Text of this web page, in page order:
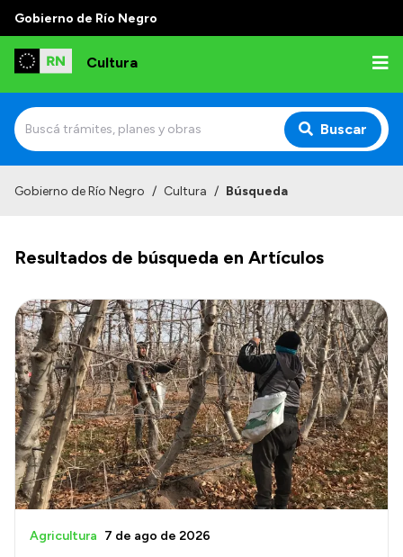
Gobierno de Río Negro
Cultura
Buscar
Funciones
Autoridades
Delegaciones
Normativa
Transparencia
Presupuesto
Boletín Oficial
Compras y licitaciones
Gobierno de Río Negro / Cultura / Búsqueda
Resultados de búsqueda en Artículos
Agricultura 7 de ago de 2026